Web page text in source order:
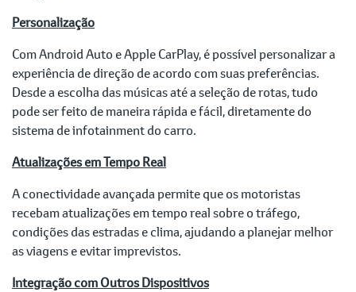
Personalização
Com Android Auto e Apple CarPlay, é possível personalizar a
experiência de direção de acordo com suas preferências.
Desde a escolha das músicas até a seleção de rotas, tudo
pode ser feito de maneira rápida e fácil, diretamente do
sistema de infotainment do carro.
Atualizações em Tempo Real
A conectividade avançada permite que os motoristas
recebam atualizações em tempo real sobre o tráfego,
condições das estradas e clima, ajudando a planejar melhor
as viagens e evitar imprevistos.
Integração com Outros Dispositivos